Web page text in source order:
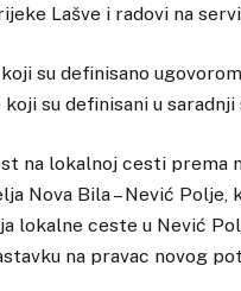
Lašve i radovi na
su definisano
su definisani u
na lokalnoj cesti prema
Nova Bila – Nević
lokalne ceste u Nević
na pravac novog